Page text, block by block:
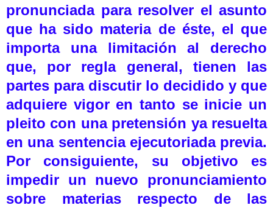
pronunciada para resolver el asunto
que ha sido materia de éste, el que
importa una limitación al derecho
que, por regla general, tienen las
partes para discutir lo decidido y que
adquiere vigor en tanto se inicie un
pleito con una pretensión ya resuelta
en una sentencia ejecutoriada previa.
Por consiguiente, su objetivo es
impedir un nuevo pronunciamiento
sobre materias respecto de las